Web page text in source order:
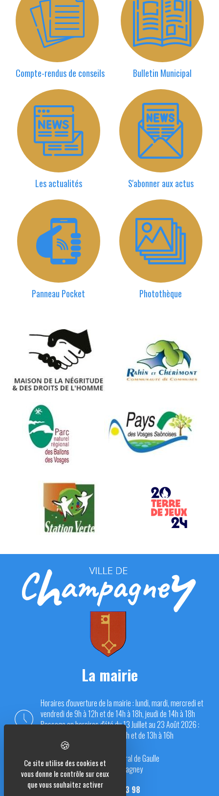
Compte-rendus de conseils Bulletin Municipal
Les actualités S'abonner aux actus
Panneau Pocket Photothèque
La mairie
Horaires d'ouverture de la mairie : lundi, mardi, mercredi et
vendredi de 9h à 12h et de 14h à 18h, jeudi de 14h à 18h
Passage en horaires d'été du 13 Juillet au 23 Août 2026 :
du lundi au vendredi de 9h à 12h et de 13h à 16h
Place du Général de Gaulle
70290 Champagney
03 84 23 13 98
Ce site utilise des cookies et
vous donne le contrôle sur ceux
que vous souhaitez activer